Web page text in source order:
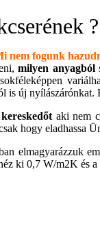
?
nem fogunk
milyen anyagból
új nyílászárónkat.
aki nem
hogy eladhassa
elmagyarázzuk
ki 0,7 W/m2K és